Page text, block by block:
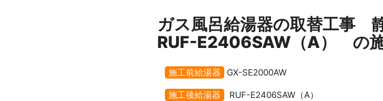
ガス風呂給湯器の取替工
RUF-E2406SAW（A） の
施工前給湯器 GX-SE2000AW
施工後給湯器 RUF-E2406SAW（A）